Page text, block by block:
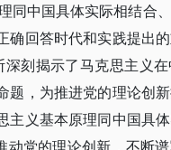
同中国具体实际相结合
回答时代和实践提出
刻揭示了马克思主义
，为推进党的理论创
义基本原理同中国具